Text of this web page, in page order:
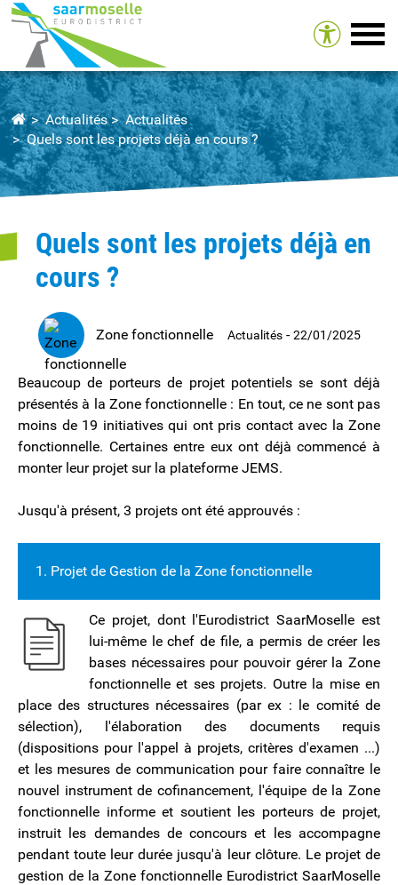
Actualités
Actualités
Quels sont les projets déjà en cours ?
Quels sont les projets déjà en
cours ?
Zone fonctionnelle Actualités-22/01/2025
Beaucoup de porteurs de projet potentiels se sont déjà
présentés à la Zone fonctionnelle : En tout, ce ne sont pas
moins de 19 initiatives qui ont pris contact avec la Zone
fonctionnelle. Certaines entre eux ont déjà commencé à
monter leur projet sur la plateforme JEMS.
Jusqu'à présent, 3 projets ont été approuvés :
1. Projet de Gestion de la Zone fonctionnelle
Ce projet, dont l'Eurodistrict SaarMoselle est
lui-même le chef de file, a permis de créer les
bases nécessaires pour pouvoir gérer la Zone
fonctionnelle et ses projets. Outre la mise en
place des structures nécessaires (par ex : le comité de
sélection), l'élaboration des documents requis
(dispositions pour l'appel à projets, critères d'examen ...)
et les mesures de communication pour faire connaître le
nouvel instrument de cofinancement, l'équipe de la Zone
fonctionnelle informe et soutient les porteurs de projet,
instruit les demandes de concours et les accompagne
pendant toute leur durée jusqu'à leur clôture. Le projet de
gestion de la Zone fonctionnelle Eurodistrict SaarMoselle